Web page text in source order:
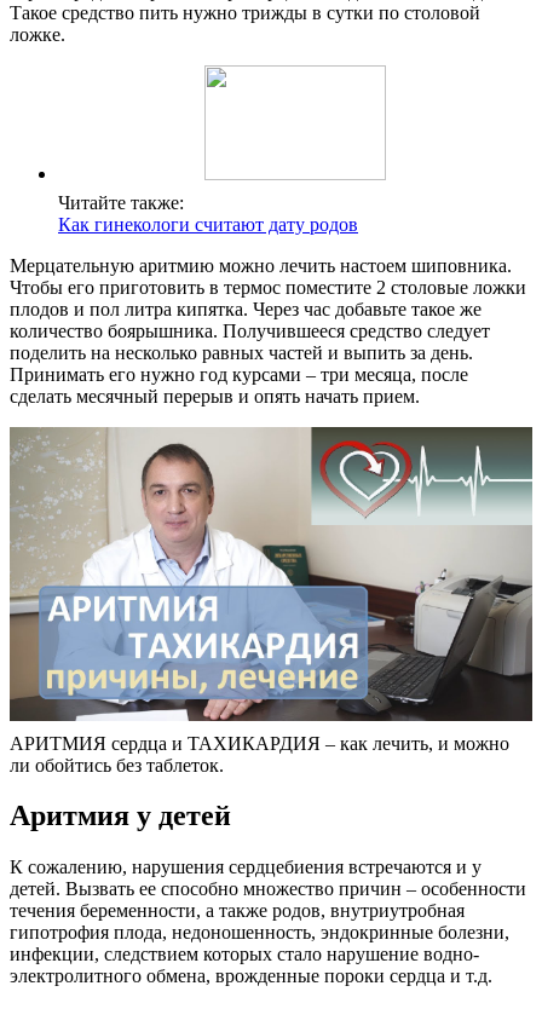
Такое средство пить нужно трижды в сутки по столовой
ложке.
Читайте также:
Как гинекологи считают дату родов
Мерцательную аритмию можно лечить настоем шиповника.
Чтобы его приготовить в термос поместите 2 столовые ложки
плодов и пол литра кипятка. Через час добавьте такое же
количество боярышника. Получившееся средство следует
поделить на несколько равных частей и выпить за день.
Принимать его нужно год курсами – три месяца, после
сделать месячный перерыв и опять начать прием.
АРИТМИЯ сердца и ТАХИКАРДИЯ – как лечить, и можно
ли обойтись без таблеток.
Аритмия у детей
К сожалению, нарушения сердцебиения встречаются и у
детей. Вызвать ее способно множество причин – особенности
течения беременности, а также родов, внутриутробная
гипотрофия плода, недоношенность, эндокринные болезни,
инфекции, следствием которых стало нарушение водно-
электролитного обмена, врожденные пороки сердца и т.д.